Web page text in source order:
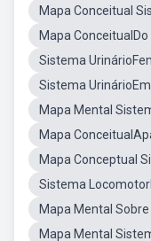
Mapa Conceitual
Mapa
Sistema
Sistema
Mapa Mental
Mapa
Mapa Conceptual
Sistema
Mapa Mental
Mapa Mental